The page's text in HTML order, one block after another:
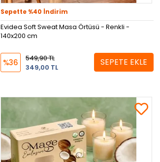
Sepette %40 İndirim
Evidea Soft Sweat Masa Örtüsü - Renkli -
140x200 cm
%36
549,90 TL
349,00 TL
SEPETE EKLE